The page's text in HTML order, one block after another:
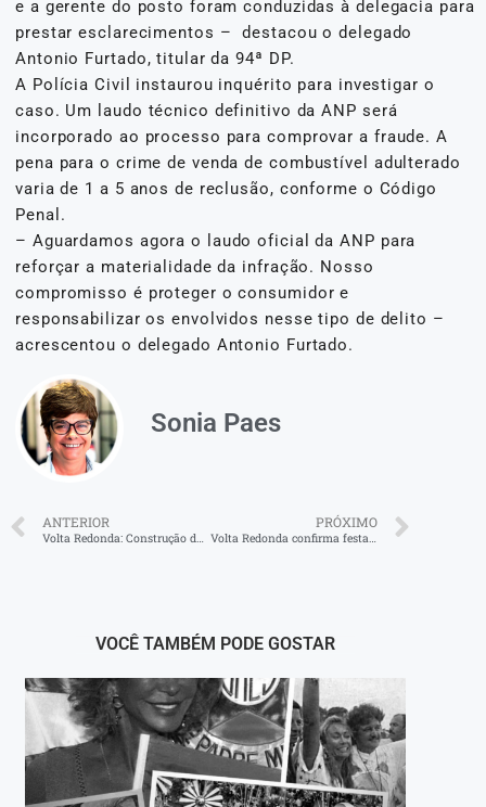
e a gerente do posto foram conduzidas à delegacia para
prestar esclarecimentos – destacou o delegado
Antonio Furtado, titular da 94ª DP.
A Polícia Civil instaurou inquérito para investigar o
caso. Um laudo técnico definitivo da ANP será
incorporado ao processo para comprovar a fraude. A
pena para o crime de venda de combustível adulterado
varia de 1 a 5 anos de reclusão, conforme o Código
Penal.
– Aguardamos agora o laudo oficial da ANP para
reforçar a materialidade da infração. Nosso
compromisso é proteger o consumidor e
responsabilizar os envolvidos nesse tipo de delito –
acrescentou o delegado Antonio Furtado.
Sonia Paes
ANTERIOR PRÓXIMO
VOCÊ TAMBÉM PODE GOSTAR